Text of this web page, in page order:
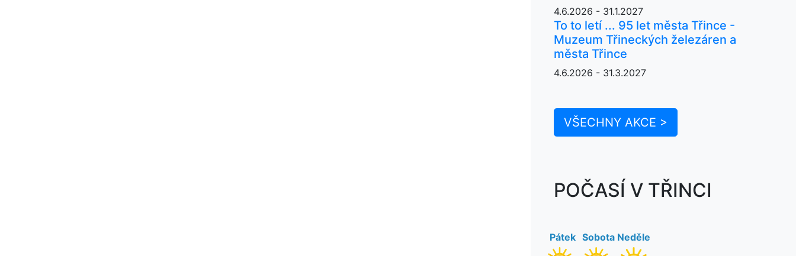
4.6.2026 - 31.1.2027
To to letí ... 95 let města Třince -
Muzeum Třineckých železáren a
města Třince
4.6.2026 - 31.3.2027
VŠECHNY AKCE >
POČASÍ V TŘINCI
Pátek Sobota Neděle